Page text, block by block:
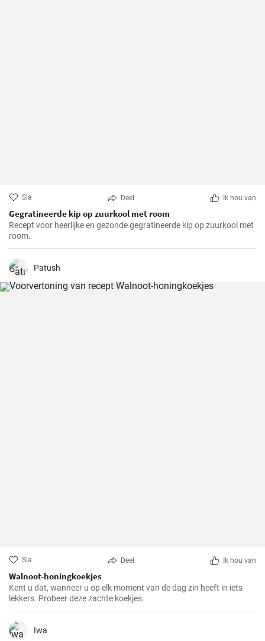
Sla Deel Ik hou van
Gegratineerde kip op zuurkool met room
Recept voor heerlijke en gezonde gegratineerde kip op zuurkool met
room.
Patush
Sla Deel Ik hou van
Walnoot-honingkoekjes
Kent u dat, wanneer u op elk moment van de dag zin heeft in iets
lekkers. Probeer deze zachte koekjes.
Iwa